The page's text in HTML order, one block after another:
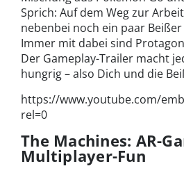
Sprich: Auf dem Weg zur
nebenbei noch ein paar Beißer
Immer mit dabei sind
Der Gameplay-Trailer macht
hungrig – also Dich und die
https://www.youtube.com/
rel=0
The Machines: AR-
Multiplayer-Fun